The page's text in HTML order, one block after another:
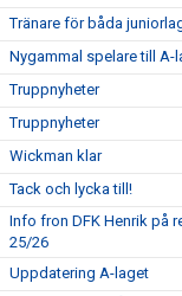
Tränare för båda
Nygammal spelare till A-
Truppnyheter
Truppnyheter
Wickman klar
Tack och lycka till!
Info fron DFK Henrik på
25/26
Uppdatering A-laget